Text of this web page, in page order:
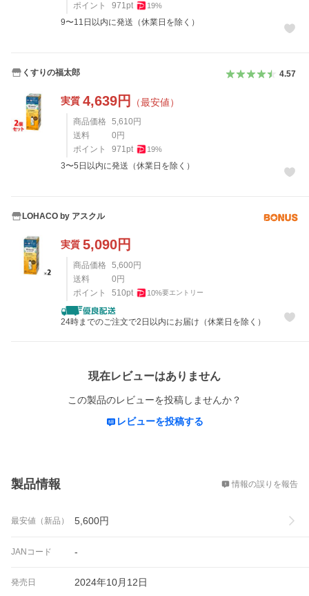
ポイント
971pt 19%
9〜11日以内に発送（休業日を除く）
くすりの福太郎 4.57
実質 4,639円 （最安値）
商品価格 5,610 円
送料
0 円
ポイント
971pt 19%
3〜5日以内に発送（休業日を除く）
LOHACO by アスクル
実質 5,090円
商品価格 5,600 円
送料
0 円
ポイント
510pt 10%要エントリー
24時までのご注文で2日以内にお届け（休業日を除く）
現在レビューはありません
この製品のレビューを投稿しませんか？
レビューを投稿する
製品情報 情報の誤りを報告
最安値（新品） 5,600円
JANコード -
発売日 2024年10月12日